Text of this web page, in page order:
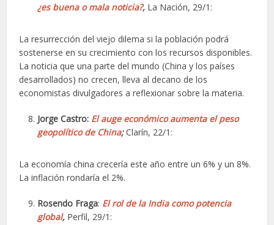
¿es buena o mala noticia?, La Nación, 29/1:
La resurrección del viejo dilema si la población podrá
sostenerse en su crecimiento con los recursos disponibles.
La noticia que una parte del mundo (China y los países
desarrollados) no crecen, lleva al decano de los
economistas divulgadores a reflexionar sobre la materia.
Jorge Castro: El auge económico aumenta el peso
geopolítico de China;Clarín, 22/1:
La economía china crecería este año entre un 6% y un 8%.
La inflación rondaría el 2%.
Rosendo Fraga: El rol de la India como potencia
global, Perfil, 29/1: